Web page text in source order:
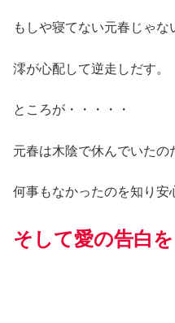
もしや寝てない元春じゃな
澪が心配して逆走しだす。
ところが・・・・・
元春は木陰で休んでいたの
何事もなかったのを知り安
そして愛の告白